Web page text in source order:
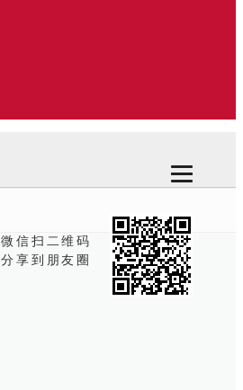
微信扫二维码
分享到朋友圈